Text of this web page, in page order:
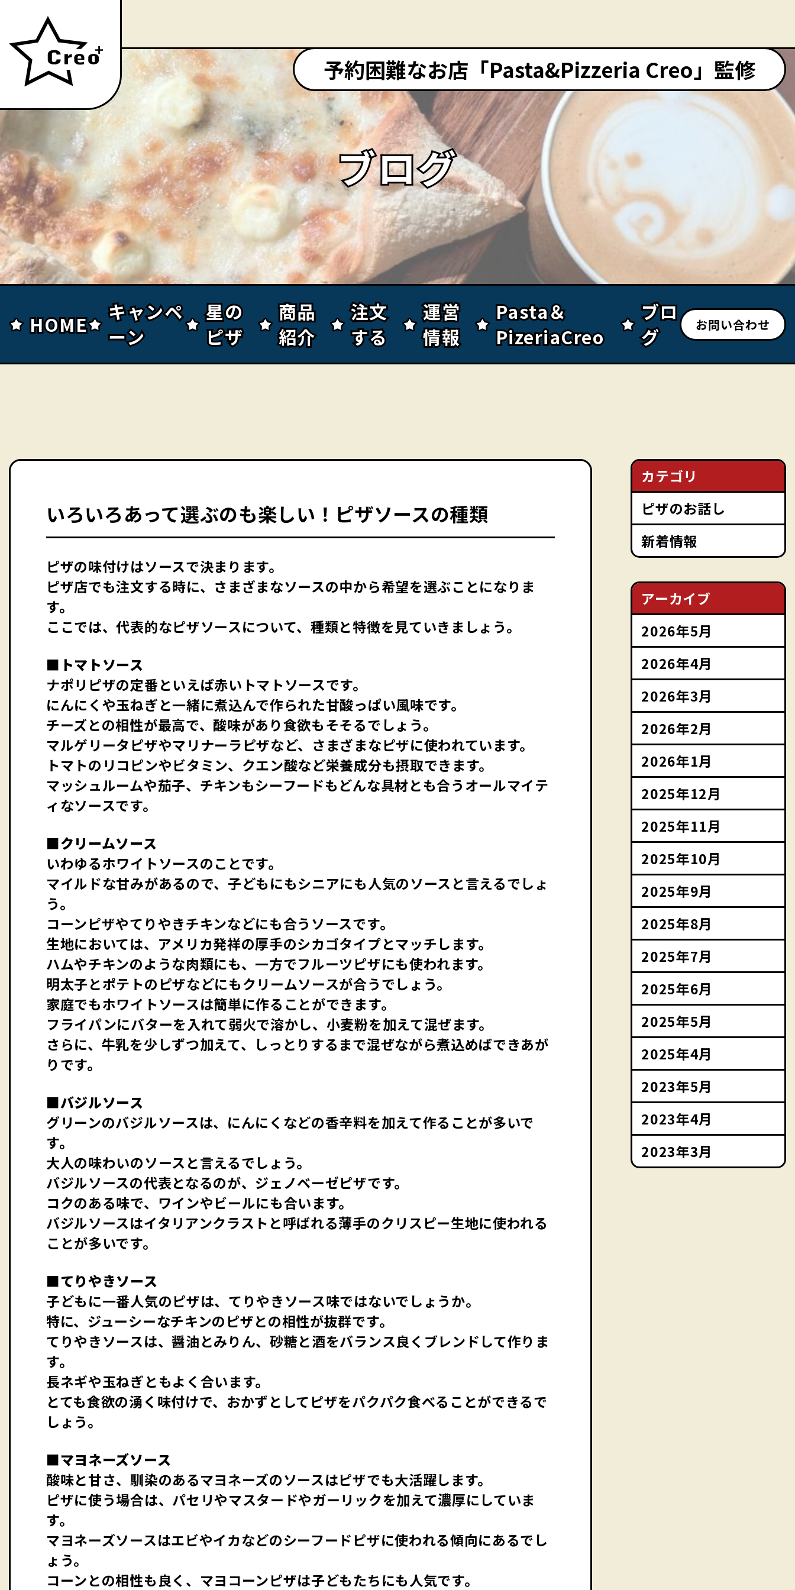
予約困難なお店「Pasta&Pizzeria Creo」監修
ブログ
ブログ
HOME
HOME
キャンペ
ーン
キャンペ
ーン
星の
ピザ
星の
ピザ
商品
紹介
商品
紹介
注文
する
注文
する
運営
情報
運営
情報
Pasta＆
PizeriaCreo
Pasta＆
PizeriaCreo
ブロ
グ
ブロ
グ
お問い合わせ
いろいろあって選ぶのも楽しい！ピザソースの種類
ピザの味付けはソースで決まります。
ピザ店でも注文する時に、さまざまなソースの中から希望を選ぶことになりま
す。
ここでは、代表的なピザソースについて、種類と特徴を見ていきましょう。
■トマトソース
ナポリピザの定番といえば赤いトマトソースです。
にんにくや玉ねぎと一緒に煮込んで作られた甘酸っぱい風味です。
チーズとの相性が最高で、酸味があり食欲もそそるでしょう。
マルゲリータピザやマリナーラピザなど、さまざまなピザに使われています。
トマトのリコピンやビタミン、クエン酸など栄養成分も摂取できます。
マッシュルームや茄子、チキンもシーフードもどんな具材とも合うオールマイテ
ィなソースです。
■クリームソース
いわゆるホワイトソースのことです。
マイルドな甘みがあるので、子どもにもシニアにも人気のソースと言えるでしょ
う。
コーンピザやてりやきチキンなどにも合うソースです。
生地においては、アメリカ発祥の厚手のシカゴタイプとマッチします。
ハムやチキンのような肉類にも、一方でフルーツピザにも使われます。
明太子とポテトのピザなどにもクリームソースが合うでしょう。
家庭でもホワイトソースは簡単に作ることができます。
フライパンにバターを入れて弱火で溶かし、小麦粉を加えて混ぜます。
さらに、牛乳を少しずつ加えて、しっとりするまで混ぜながら煮込めばできあが
りです。
■バジルソース
グリーンのバジルソースは、にんにくなどの香辛料を加えて作ることが多いで
す。
大人の味わいのソースと言えるでしょう。
バジルソースの代表となるのが、ジェノベーゼピザです。
コクのある味で、ワインやビールにも合います。
バジルソースはイタリアンクラストと呼ばれる薄手のクリスピー生地に使われる
ことが多いです。
■てりやきソース
子どもに一番人気のピザは、てりやきソース味ではないでしょうか。
特に、ジューシーなチキンのピザとの相性が抜群です。
てりやきソースは、醤油とみりん、砂糖と酒をバランス良くブレンドして作りま
す。
長ネギや玉ねぎともよく合います。
とても食欲の湧く味付けで、おかずとしてピザをパクパク食べることができるで
しょう。
■マヨネーズソース
酸味と甘さ、馴染のあるマヨネーズのソースはピザでも大活躍します。
ピザに使う場合は、パセリやマスタードやガーリックを加えて濃厚にしていま
す。
マヨネーズソースはエビやイカなどのシーフードピザに使われる傾向にあるでし
ょう。
コーンとの相性も良く、マヨコーンピザは子どもたちにも人気です。
カテゴリ
ピザのお話し
新着情報
アーカイブ
2026年5月
2026年4月
2026年3月
2026年2月
2026年1月
2025年12月
2025年11月
2025年10月
2025年9月
2025年8月
2025年7月
2025年6月
2025年5月
2025年4月
2023年5月
2023年4月
2023年3月